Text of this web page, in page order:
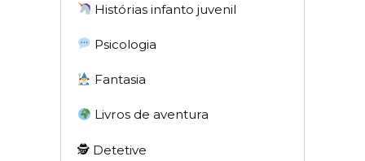
Histórias infanto juvenil
Psicologia
Fantasia
Livros de aventura
🕵 Detetive